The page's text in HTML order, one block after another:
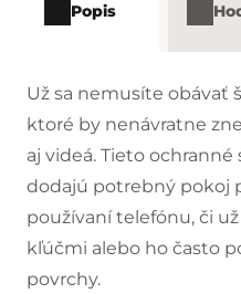
Popis
Už sa nemusíte obávať
ktoré by nenávratne
aj videá. Tieto
dodajú potrebný pokoj
používaní telefónu, či
kľúčmi alebo ho často
povrchy.